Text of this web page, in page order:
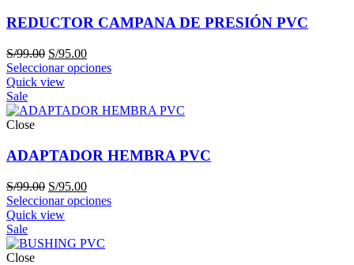
REDUCTOR CAMPANA DE PRESIÓN PVC
S/99.00 El
precio
original
S/99.00.
S/95.00El
precio
S/95.00.
Seleccionar opciones
Quick view
Sale
Close
ADAPTADOR HEMBRA PVC
S/99.00 El
precio
original
S/99.00.
S/95.00El
precio
S/95.00.
Seleccionar opciones
Quick view
Sale
Close